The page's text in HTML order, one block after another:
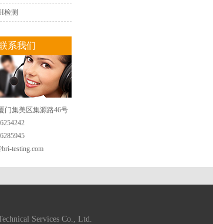
检测
系我们
门集美区集源路46号
testing.com
Services Co., Ltd.